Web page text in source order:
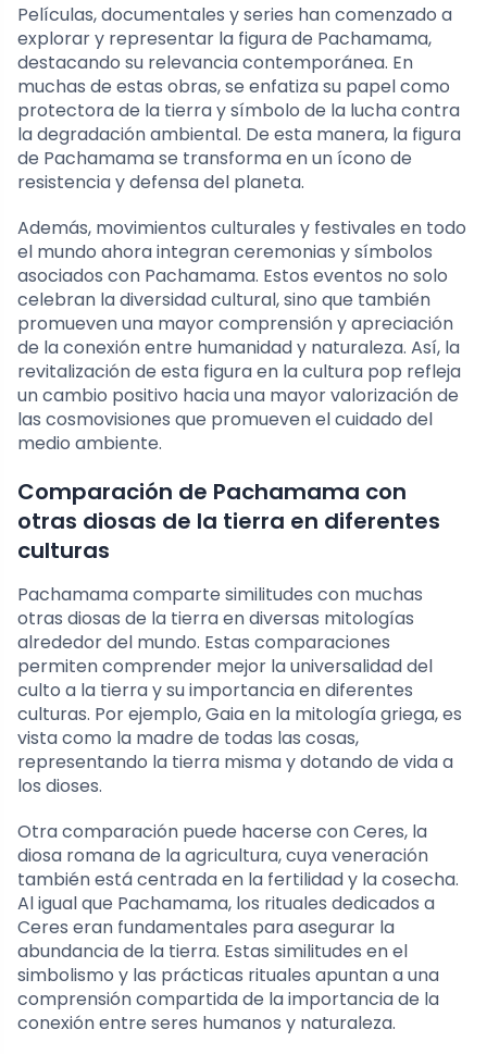
Películas, documentales y series han comenzado a
explorar y representar la figura de Pachamama,
destacando su relevancia contemporánea. En
muchas de estas obras, se enfatiza su papel como
protectora de la tierra y símbolo de la lucha contra
la degradación ambiental. De esta manera, la figura
de Pachamama se transforma en un ícono de
resistencia y defensa del planeta.
Además, movimientos culturales y festivales en todo
el mundo ahora integran ceremonias y símbolos
asociados con Pachamama. Estos eventos no solo
celebran la diversidad cultural, sino que también
promueven una mayor comprensión y apreciación
de la conexión entre humanidad y naturaleza. Así, la
revitalización de esta figura en la cultura pop refleja
un cambio positivo hacia una mayor valorización de
las cosmovisiones que promueven el cuidado del
medio ambiente.
Comparación de Pachamama con
otras diosas de la tierra en diferentes
culturas
Pachamama comparte similitudes con muchas
otras diosas de la tierra en diversas mitologías
alrededor del mundo. Estas comparaciones
permiten comprender mejor la universalidad del
culto a la tierra y su importancia en diferentes
culturas. Por ejemplo, Gaia en la mitología griega, es
vista como la madre de todas las cosas,
representando la tierra misma y dotando de vida a
los dioses.
Otra comparación puede hacerse con Ceres, la
diosa romana de la agricultura, cuya veneración
también está centrada en la fertilidad y la cosecha.
Al igual que Pachamama, los rituales dedicados a
Ceres eran fundamentales para asegurar la
abundancia de la tierra. Estas similitudes en el
simbolismo y las prácticas rituales apuntan a una
comprensión compartida de la importancia de la
conexión entre seres humanos y naturaleza.